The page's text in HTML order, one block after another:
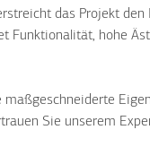
das Projekt
Funktionalität, hohe
maßgeschneiderte
Sie unserem